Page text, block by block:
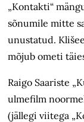
„Kontakti“
sõnumile mitte
unustatud.
mõjub ometi
Raigo Saariste
ulmefilm
(jällegi viitega